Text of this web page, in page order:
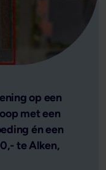
op een
met een
én een
te Alken,